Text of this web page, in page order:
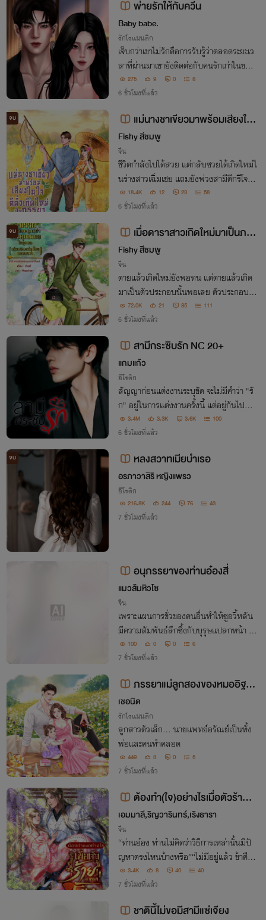
พ่ายรักให้กับควีน
Baby babe.
รักโรแมนติก
เจ็บกว่าเขาไม่รักคือการรับรู้ว่าตลอดระยะเว
ลาที่ผ่านมาเขายังติดต่อกับคนรักเก่าในขณะ
ที่เขายังเป็นสามีที่ถูกต้องตามกฎหมาย
275 9 0 8
6 ชั่วโมงที่แล้ว
จบ
แม่นางชาเขียวมาพร้อมเสียงในใ
จ ตีตั๋วเกิดใหม่เป็นภรรยานักโทษชา
ยในยุค 80
Fishy สีชมพู
จีน
ชีวิตกำลังไปได้สวย แต่กลับซวยได้เกิดใหม่ใ
นร่างสาวเฉิ่มเชย แถมยังพ่วงสามีดีกรีโจรป่
าที่ใคร ๆ ก็หวาดกลัวเวรกรรมอะไรแต่ไอดอ
ลสาวตัวจี๊ดอย่างเธอจะไม่ขอทน ใครอยากเช
ยก็เชยไป แต่ช่วยหลบก่อนชาเขียวตัวแม่จะเ
ดิน
18.4K 12 23 58
6 ชั่วโมงที่แล้ว
จบ
เมื่อดาราสาวเกิดใหม่มาเป็นภรร
ยาที่ถูกหย่าของคุณหมอในยุค80 (พ
ร้อมระบบสมุนไพรหมอเทวดา)
Fishy สีชมพู
จีน
ตายแล้วเกิดใหม่ยังพอทน แต่ตายแล้วเกิด
มาเป็นตัวประกอบนั้นพอเลย ตัวประกอบที่
ต้องตายเพราะไปแยกคู่รักออกจากกัน ในเมื่
อรู้ว่าต้องตายในตอนจบ แล้วเธอจะโง่ไปแย
นนี้จะหาเงิน
72.0K 21 85 111
6 ชั่วโมงที่แล้ว
สามีกระซิบรัก NC 20+
แกมแก้ว
อีโรติก
สัญญาก่อนแต่งงานระบุชัด จะไม่มีคำว่า "รั
ก" อยู่ในการแต่งงานครั้งนี้ แต่อยู่กันไปนา
นเข้าอิสามีเกิดหลงรักภรรยาตัวเองเข้า แล้ว
จะทำอย่างไร ภรรยาที่ไม่เคยคิดรักเขาจึงจะรั
3.4M 3.3K 3.6K 100
6 ชั่วโมงที่แล้ว
จบ หลงสวาทเมียบำเรอ
อรภาวาสิริ หญิงแพรว
อีโรติก
216.8K 244 76 43
7 ชั่วโมงที่แล้ว
อนุภรรยาของท่านอ๋องสี่
แมวส้มหิวโซ
จีน
เพราะแผนการชั่วของคนอื่นทำให้ซูอวี้หลัน
มีความสัมพันธ์ลึกซึ้งกับบุรุษแปลกหน้า อี
กฝ่ายรับนางเป็นอนุเพื่อรับผิดชอบ ก่อนที่ภ
ายหลังนางจะรู้ความจริงว่าแท้จริงแล้วเขาคื
100 0 0 6
7 ชั่วโมงที่แล้ว
ภรรยาแม่ลูกสองของหมออิฐ อ่
านฟรี
เชอนิด
รักโรแมนติก
ลูกสาวตัวเล็ก... นายแพทย์อรัณย์เป็นทั้ง
พ่อและคนทำคลอด
449 3 0 5
7 ชั่วโมงที่แล้ว
ต้องทำ(ใจ)อย่างไรเมื่อตัวร้ายต
กหลุมรัก
เอมมาลี,ริญวารินทร์,เริงธารา
จีน
“ท่านอ๋อง ท่านไม่คิดว่าวิธีการเหล่านั้นมีปั
ญหาตรงไหนบ้างหรือ”“ไม่มีอยู่แล้ว ข้าศึก
ษาตำรามาเป็นอย่างดี” ฉีอ๋องยืดอกเล็กน้อ
ย โจวซือเมี่ยวทำหน้าปั้นยาก หากตำราไม่มี
ปัญหาก็อยู่ที่คนแล้วละ
3.4K 8 40 40
7 ชั่วโมงที่แล้ว
ชาตินี้ไม่ขอมีสามีแซ่เจียง